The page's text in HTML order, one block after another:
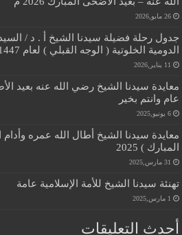
26 مايو,2026
جدول رحلة فضيلة سيدنا الشيخ أ . د /
الدومية الخلوتية ( الوجه القبلي ) لعام 1447هـ/2026 م
11 يناير,2026
عام وانتم بخير
6 يونيو,2025
معايدة سيدنا الشيخ أطال الله عمره وأدام
المبارك ) 2025
31 مارس,2025
تهنئة سيدنا الشيخ للأمة الإسلامية عامة
1 مارس,2025
أحدث التعليقات